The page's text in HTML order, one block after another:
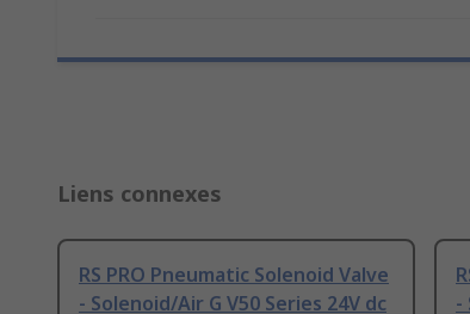
Liens connexes
RS PRO Pneumatic Solenoid Valve
- Solenoid/Air G V50 Series 24V dc
-